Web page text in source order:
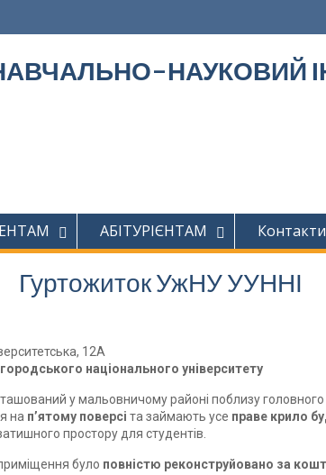
НАУКОВИЙ
АБІТУРІЄНТАМ Контакти
Гуртожиток УжНУ УУННІ
12А
національного університету
у мальовничому районі поблизу
на п’ятому поверсі та займають усе праве крило
простору для студентів.
було повністю реконструйовано за